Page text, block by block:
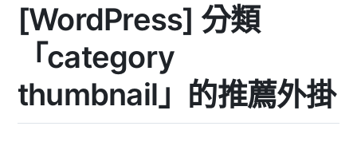
[WordPress] 分類
「category
thumbnail」的推薦外掛